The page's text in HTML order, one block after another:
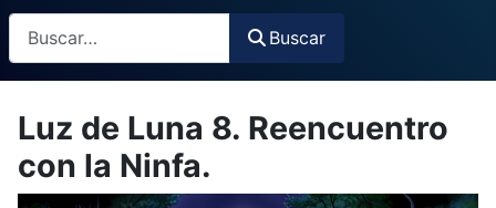
Buscar
Buscar
Luz de Luna 8. Reencuentro
con la Ninfa.